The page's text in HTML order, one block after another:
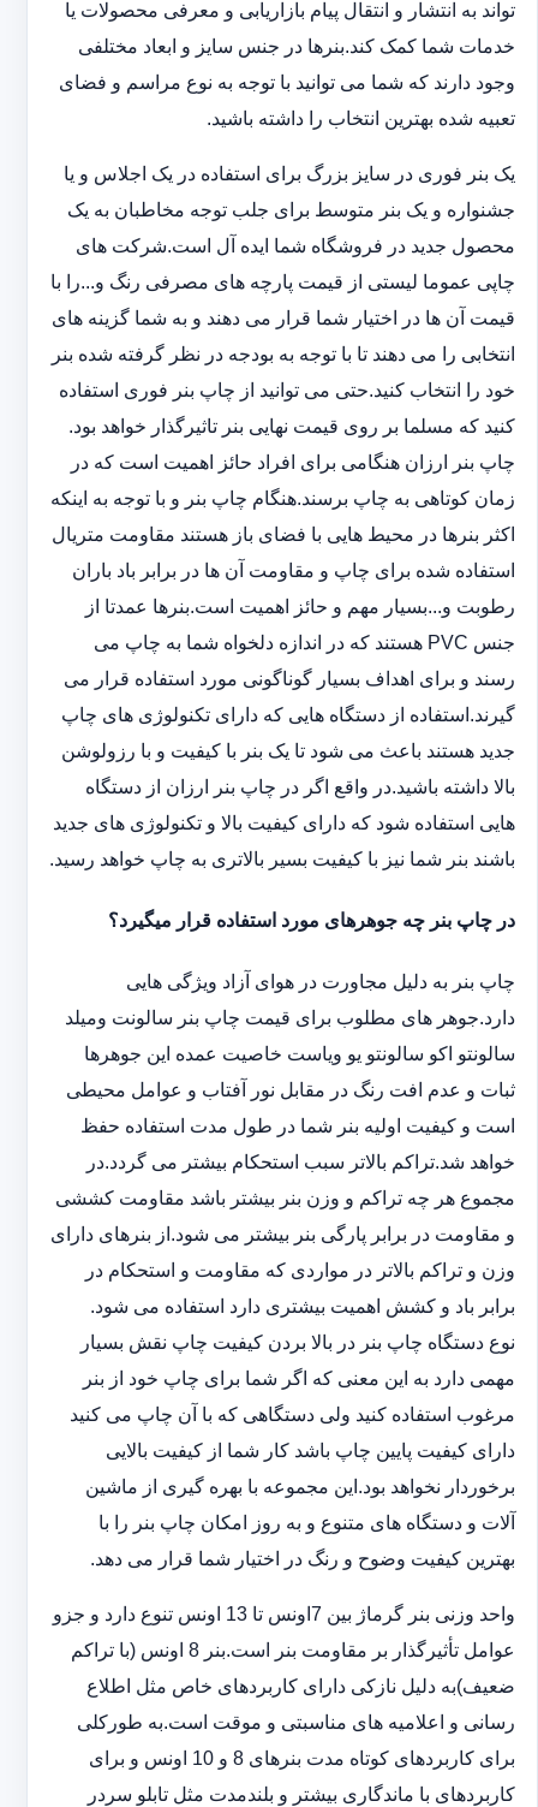
تواند به انتشار و انتقال پیام بازاریابی و معرفی محصولات یا
خدمات شما کمک کند.بنرها در جنس سایز و ابعاد مختلفی
وجود دارند که شما می توانید با توجه به نوع مراسم و فضای
تعبیه شده بهترین انتخاب را داشته باشید.
یک بنر فوری در سایز بزرگ برای استفاده در یک اجلاس و یا
جشنواره و یک بنر متوسط برای جلب توجه مخاطبان به یک
محصول جدید در فروشگاه شما ایده آل است.شرکت های
چاپی عموما لیستی از قیمت پارچه های مصرفی رنگ و...را با
قیمت آن ها در اختیار شما قرار می دهند و به شما گزینه های
انتخابی را می دهند تا با توجه به بودجه در نظر گرفته شده بنر
خود را انتخاب کنید.حتی می توانید از چاپ بنر فوری استفاده
کنید که مسلما بر روی قیمت نهایی بنر تاثیرگذار خواهد بود.
چاپ بنر ارزان هنگامی برای افراد حائز اهمیت است که در
زمان کوتاهی به چاپ برسند.هنگام چاپ بنر و با توجه به اینکه
اکثر بنرها در محیط هایی با فضای باز هستند مقاومت متریال
استفاده شده برای چاپ و مقاومت آن ها در برابر باد باران
رطوبت و...بسیار مهم و حائز اهمیت است.بنرها عمدتا از
جنس PVC هستند که در اندازه دلخواه شما به چاپ می
رسند و برای اهداف بسیار گوناگونی مورد استفاده قرار می
گیرند.استفاده از دستگاه هایی که دارای تکنولوژی های چاپ
جدید هستند باعث می شود تا یک بنر با کیفیت و با رزولوشن
بالا داشته باشید.در واقع اگر در چاپ بنر ارزان از دستگاه
هایی استفاده شود که دارای کیفیت بالا و تکنولوژی های جدید
باشند بنر شما نیز با کیفیت بسیر بالاتری به چاپ خواهد رسید.
در چاپ بنر چه جوهرهای مورد استفاده قرار میگیرد؟
چاپ بنر به دلیل مجاورت در هوای آزاد ویژگی هایی
دارد.جوهر های مطلوب برای قیمت چاپ بنر سالونت ‏و‏‏میلد
سالونت‎و ‎‏اکو سالونت‎‎‏و یو وی‎‏است خاصیت عمده این ‏جوهرها
ثبات و عدم افت رنگ در مقابل نور آفتاب و عوامل محیطی
است و کیفیت اولیه بنر شما در طول مدت استفاده حفظ
خواهد شد.‎تراکم بالاتر سبب استحکام بیشتر می گردد.در
مجموع هر چه تراکم و وزن بنر بیشتر باشد مقاومت کششی
و مقاومت در ‏برابر پارگی بنر بیشتر می شود.از بنرهای دارای
وزن و تراکم بالاتر در مواردی که مقاومت و استحکام در
برابر باد و ‏کشش اهمیت بیشتری دارد استفاده می شود‎.‎
نوع دستگاه چاپ بنر در بالا بردن کیفیت چاپ نقش بسیار
مهمی دارد به این معنی که اگر شما برای چاپ خود از بنر
‏مرغوب استفاده کنید ولی دستگاهی که با آن چاپ می کنید
دارای کیفیت پایین چاپ باشد کار شما از کیفیت بالایی
برخوردار ‏نخواهد بود.این مجموعه با بهره گیری از ماشین
آلات و دستگاه های متنوع و به روز امکان چاپ بنر را با
بهترین کیفیت ‏وضوح و رنگ در اختیار شما قرار می دهد.‏‎
واحد وزنی بنر گرماژ بین ‏‎7‎‏اونس تا 13 اونس تنوع دارد و جزو
عوامل تأثیرگذار بر مقاومت بنر است.بنر 8 اونس (با ‏تراکم
ضعیف)به دلیل نازکی دارای کاربردهای خاص مثل اطلاع
رسانی و اعلامیه های مناسبتی و موقت است.به طورکلی
‏برای کاربردهای کوتاه مدت بنرهای 8 و 10 اونس و برای
کاربردهای با ماندگاری بیشتر و بلندمدت مثل تابلو سردر